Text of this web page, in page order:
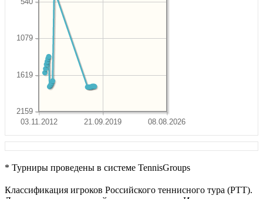
03.11.2012 21.09.2019 08.08.2026
2159
1619
1079
* Турниры проведены в системе TennisGroups
Классификация игроков Российского теннисного тура (РТТ).